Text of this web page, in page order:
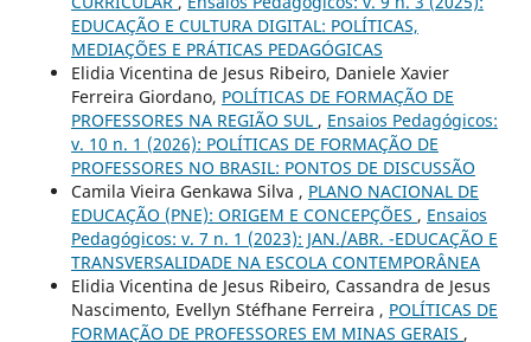
EDUCAÇÃO E CULTURA DIGITAL: POLÍTICAS,
MEDIAÇÕES E PRÁTICAS PEDAGÓGICAS
Elidia Vicentina de Jesus Ribeiro, Daniele Xavier
Ferreira Giordano, POLÍTICAS DE FORMAÇÃO DE
PROFESSORES NA REGIÃO SUL , Ensaios Pedagógicos:
v. 10 n. 1 (2026): POLÍTICAS DE FORMAÇÃO DE
PROFESSORES NO BRASIL: PONTOS DE DISCUSSÃO
Camila Vieira Genkawa Silva , PLANO NACIONAL DE
EDUCAÇÃO (PNE): ORIGEM E CONCEPÇÕES , Ensaios
Pedagógicos: v. 7 n. 1 (2023): JAN./ABR. -EDUCAÇÃO E
TRANSVERSALIDADE NA ESCOLA CONTEMPORÂNEA
Elidia Vicentina de Jesus Ribeiro, Cassandra de Jesus
Nascimento, Evellyn Stéfhane Ferreira , POLÍTICAS DE
FORMAÇÃO DE PROFESSORES EM MINAS GERAIS ,